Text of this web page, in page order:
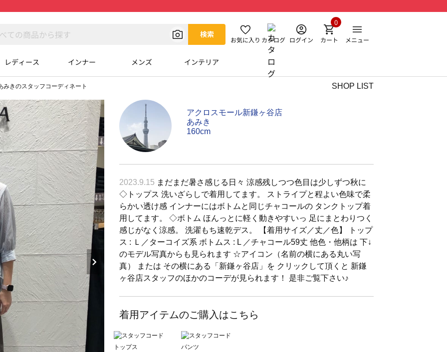
検索
お気に入り カタログ ログイン カート
0
メニュー
レディース インナー メンズ インテリア
みきのスタッフコーディネート SHOP LIST
アクロスモール新鎌ヶ谷店
あみき
160cm
2023.9.15 まだまだ暑さ感じる日々 涼感残しつつ色目は少しずつ秋に
◇トップス 洗いざらしで着用してます。 ストライプと程よい色味で柔
らかい透け感 インナーにはボトムと同じチャコールの タンクトップ着
用してます。 ◇ボトム ほんっとに軽く動きやすいっ 足にまとわりつく
感じがなく涼感。 洗濯もち速乾デス。 【着用サイズ／丈／色】 トップ
ス : Ｌ／ターコイズ系 ボトムス : L ／チャコール59丈 他色・他柄は 下↓
のモデル写真からも見られます ☆アイコン（名前の横にある丸い写
真） または その横にある「新鎌ヶ谷店」を クリックして頂くと 新鎌
ヶ谷店スタッフのほかのコーデが見られます！ 是非ご覧下さい♪
着用アイテムのご購入はこちら
トップス
パンツ